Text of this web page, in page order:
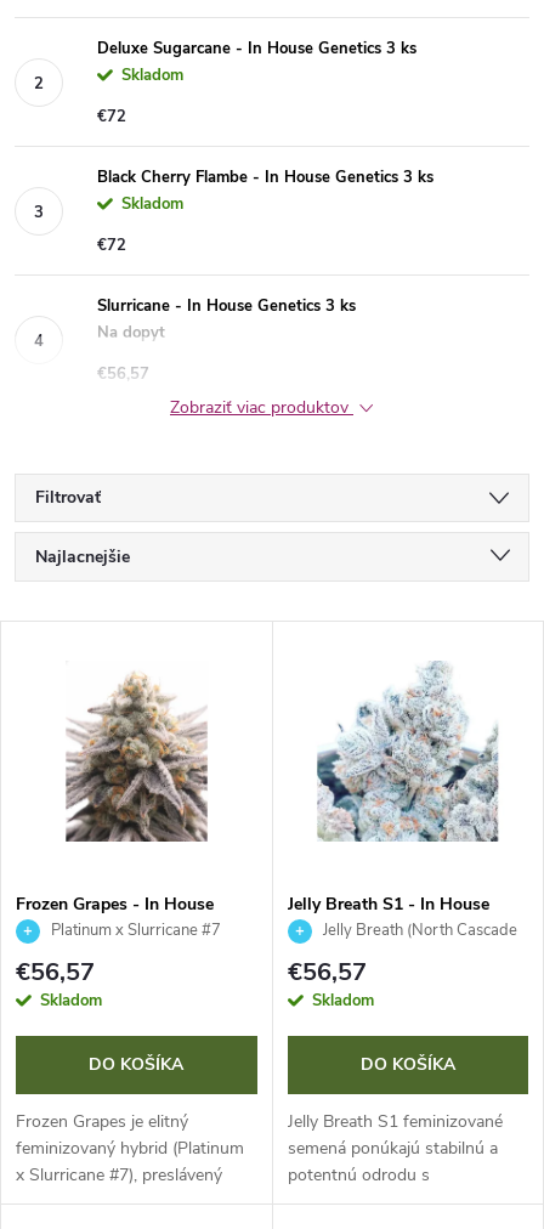
Deluxe Sugarcane - In House Genetics 3 ks
Skladom
€72
Black Cherry Flambe - In House Genetics 3 ks
Skladom
€72
Slurricane - In House Genetics 3 ks
Na dopyt
€56,57
Zobraziť viac produktov
Filtrovať
R
a
e
p
r
o
d
Najlacnejšie
Abecedne
s
p
r
d
u
Frozen Grapes - In House
Genetics 3 ks
Platinum x Slurricane #7
€56,57
Skladom
DO KOŠÍKA
Frozen Grapes je elitný
feminizovaný hybrid (Platinum
x Slurricane #7), preslávený
dychberúcou produkciou živice.
Jelly Breath S1 - In House
Genetics 3 ks
Jelly Breath (North Cascade
cut) x Jelly Breath
€56,57
Skladom
DO KOŠÍKA
Jelly Breath S1 feminizované
semená ponúkajú stabilnú a
potentnú odrodu s
dominantnou Indikou, pýšiacu